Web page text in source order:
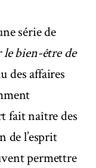
série de
bien-être de
des affaires
fait naître des
de l’esprit
permettre